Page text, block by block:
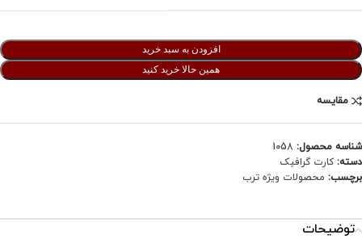
افزودن به سبد خرید
همین حالا خرید کنید
مقایسه
شناسه محصول: 1058
دسته: کارت گرافیک
برچسب: محصولات ویژه ترب
توضیحات